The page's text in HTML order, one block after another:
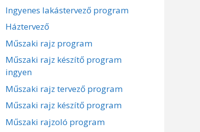
Ingyenes lakástervező program
Háztervező
Műszaki rajz program
Műszaki rajz készítő program
ingyen
Műszaki rajz tervező program
Műszaki rajz készítő program
Műszaki rajzoló program